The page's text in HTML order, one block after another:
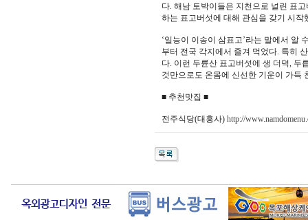
다. 해남 토박이들은 지천으로 널린 표
하는 표고버섯에 대해 관심을 갖기 시작
‘일능이 이송이 삼표고’라는 말에서 알
부터 전국 각지에서 즐겨 먹었다. 특히
다. 이런 두륜산 표고버섯에 생 더덕, 두
것만으로도 온몸에 신선한 기운이 가득
■ 추천맛집 ■
전주식당(대흥사) http://